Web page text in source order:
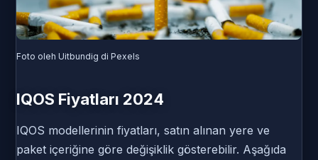
Foto oleh Uitbundig di Pexels
IQOS Fiyatları 2024
IQOS modellerinin fiyatları, satın alınan yere ve
paket içeriğine göre değişiklik gösterebilir. Aşağıda